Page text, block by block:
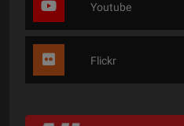
Youtube
Flickr